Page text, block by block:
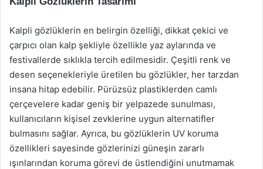
Kalpli gözlüklerin en belirgin özelliği, dikkat çekici ve
çarpıcı olan kalp şekliyle özellikle yaz aylarında ve
festivallerde sıklıkla tercih edilmesidir. Çeşitli renk ve
desen seçenekleriyle üretilen bu gözlükler, her tarzdan
insana hitap edebilir. Pürüzsüz plastiklerden camlı
çerçevelere kadar geniş bir yelpazede sunulması,
kullanıcıların kişisel zevklerine uygun alternatifler
bulmasını sağlar. Ayrıca, bu gözlüklerin UV koruma
özellikleri sayesinde gözlerinizi güneşin zararlı
ışınlarından koruma görevi de üstlendiğini unutmamak